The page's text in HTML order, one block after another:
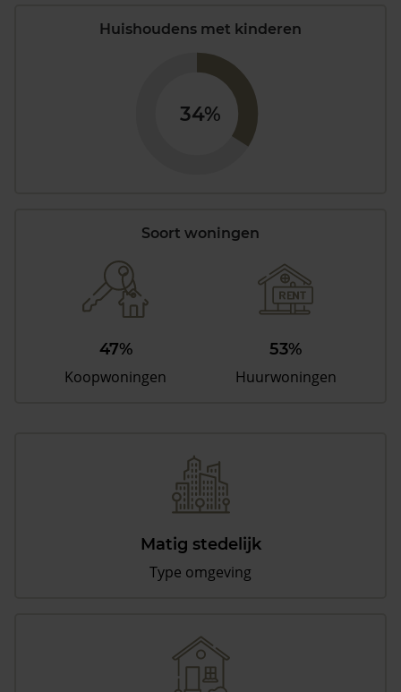
Huishoudens met kinderen
34%
Soort woningen
47%
Koopwoningen
53%
Huurwoningen
Matig stedelijk
Type omgeving